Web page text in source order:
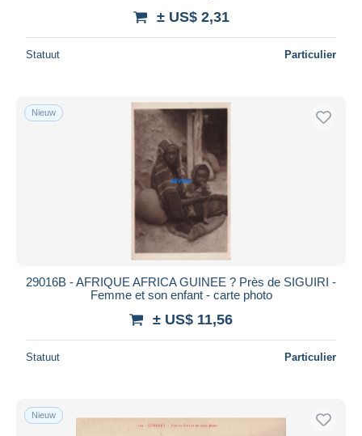
Van
Bankoverschrijving
Mastercard
Bancontact
Maestro
Woonplaats van de verkoper
Wereldwijd
± US$ 2,31
Statuut Particulier
Nieuw
29016B - AFRIQUE AFRICA GUINEE ? Près de SIGUIRI -
Femme et son enfant - carte photo
± US$ 11,56
Statuut Particulier
Nieuw